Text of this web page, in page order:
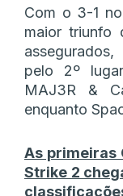
Com o 3-1
maior triunfo
pelo 2º
MAJ3R &
enquanto
As primeiras
Strike 2